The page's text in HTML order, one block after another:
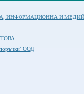
ИНФОРМАЦИОННА И
поръчки" ООД